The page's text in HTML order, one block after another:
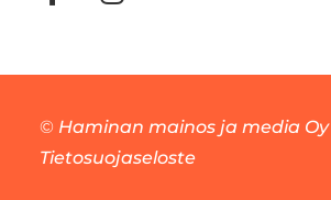
© Haminan mainos ja media Oy
Tietosuojaseloste